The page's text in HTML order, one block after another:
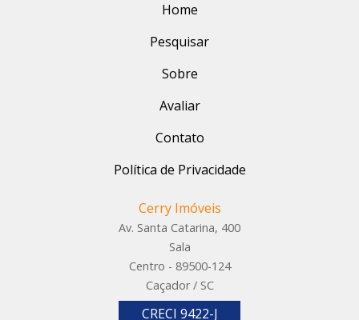
Home
Pesquisar
Sobre
Avaliar
Contato
Política de Privacidade
Cerry Imóveis
Av. Santa Catarina, 400
Sala
Centro - 89500-124
Caçador / SC
CRECI 9422-J